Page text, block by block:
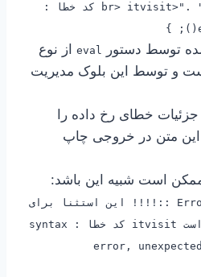
خطای سینتکس است " ."<br> itvisit کد خطا :
توسط دستور eval از نوع
و توسط این بلوک مدیریت
جزئیات خطای رخ داده را
این متن در خروجی چاپ
است شبیه این باشد:
Error ParseError ::!!!! این استثنا برای
خطای سینتکس است itvisit کد خطا : syntax
error,